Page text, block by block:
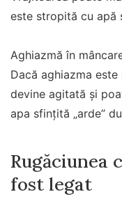
este stropită cu apă
Aghiazmă în
Dacă aghiazma
devine agitată și
apa sfințită „arde”
Rugăciunea
fost legat